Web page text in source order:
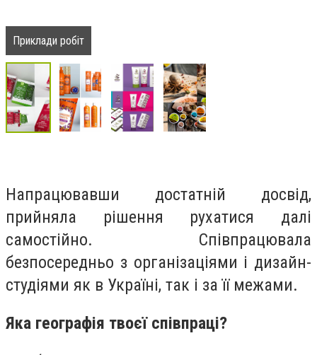
Приклади робіт
Напрацювавши достатній досвід,
прийняла рішення рухатися далі
самостійно. Співпрацювала
безпосередньо з організаціями і дизайн-
студіями як в Україні, так і за її межами.
Яка географія твоєї співпраці?